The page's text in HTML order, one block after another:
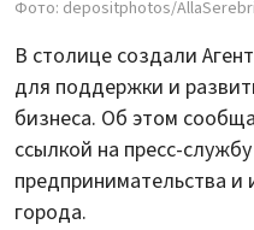
Фото: depositphotos/
В столице создали
для поддержки и
бизнеса. Об этом
ссылкой на пресс-
предпринимательства и
города.